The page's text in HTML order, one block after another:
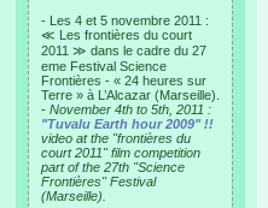
- Les 4 et 5 novembre 2011 :
≪ Les frontières du court
2011 ≫ dans le cadre du 27
eme Festival Science
Frontières - « 24 heures sur
Terre » à L’Alcazar (Marseille).
- November 4th to 5th, 2011 :
"Tuvalu Earth hour 2009" !!
video at the "frontières du
court 2011" film competition
part of the 27th "Science
Frontières" Festival
(Marseille).